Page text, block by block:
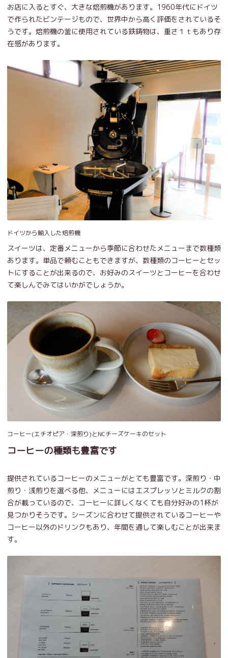
お店に入るとすぐ、大きな焙煎機があります。1960年代にドイツ
で作られたビンテージもので、世界中から高く評価をされているそ
うです。焙煎機の釜に使用されている鉄鋳物は、重さ１ｔもあり存
在感があります。
ドイツから輸入した焙煎機
スイーツは、定番メニューから季節に合わせたメニューまで数種類
あります。単品で頼むこともできますが、数種類のコーヒーとセッ
トにすることが出来るので、お好みのスイーツとコーヒーを合わせ
て楽しんでみてはいかがでしょうか。
コーヒー(エチオピア・深煎り)とNCチーズケーキのセット
コーヒーの種類も豊富です
提供されているコーヒーのメニューがとても豊富です。深煎り・中
煎り・浅煎りを選べる他、メニューにはエスプレッソとミルクの割
合が載っているので、コーヒーに詳しくなくても自分好みの1杯が
見つかりそうです。シーズンに合わせて提供されているコーヒーや
コーヒー以外のドリンクもあり、年間を通して楽しむことが出来ま
す。